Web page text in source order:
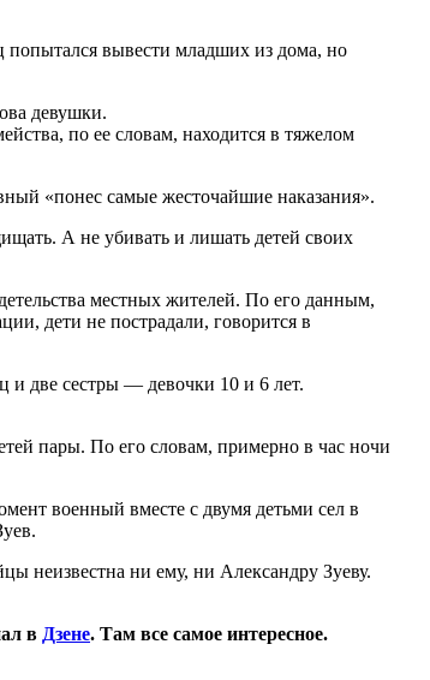
попытался вывести младших из дома, но
девушки.
по ее словам, находится в тяжелом
«понес самые жесточайшие наказания».
А не убивать и лишать детей своих
местных жителей. По его данным,
дети не пострадали, говорится в
и две сестры — девочки 10 и 6 лет.
пары. По его словам, примерно в час ночи
военный вместе с двумя детьми сел в
неизвестна ни ему, ни Александру Зуеву.
в Дзене. Там все самое интересное.